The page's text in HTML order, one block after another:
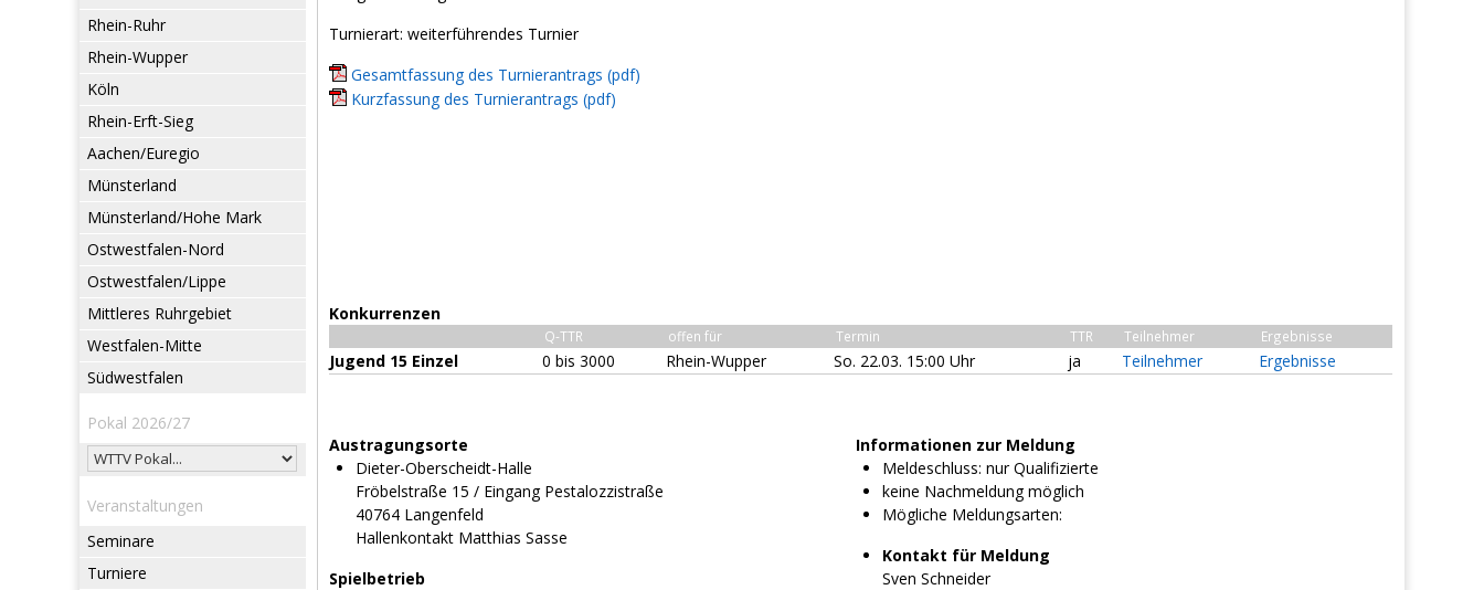
Rhein-Ruhr
Rhein-Wupper
Köln
Rhein-Erft-Sieg
Aachen/Euregio
Münsterland
Münsterland/Hohe Mark
Ostwestfalen-Nord
Ostwestfalen/Lippe
Mittleres Ruhrgebiet
Westfalen-Mitte
Südwestfalen
Pokal 2026/27
Veranstaltungen
Seminare
Turniere
Turnierart: weiterführendes Turnier
Gesamtfassung des Turnierantrags (pdf)
Kurzfassung des Turnierantrags (pdf)
Konkurrenzen
Q-TTR offen für Termin TTR Teilnehmer Ergebnisse
Jugend 15 Einzel 0 bis 3000 Rhein-Wupper So. 22.03. 15:00 Uhr ja Teilnehmer Ergebnisse
Austragungsorte
Dieter-Oberscheidt-Halle
Fröbelstraße 15 / Eingang Pestalozzistraße
40764 Langenfeld
Hallenkontakt Matthias Sasse
Spielbetrieb
Informationen zur Meldung
Meldeschluss: nur Qualifizierte
keine Nachmeldung möglich
Mögliche Meldungsarten:
Kontakt für Meldung
Sven Schneider